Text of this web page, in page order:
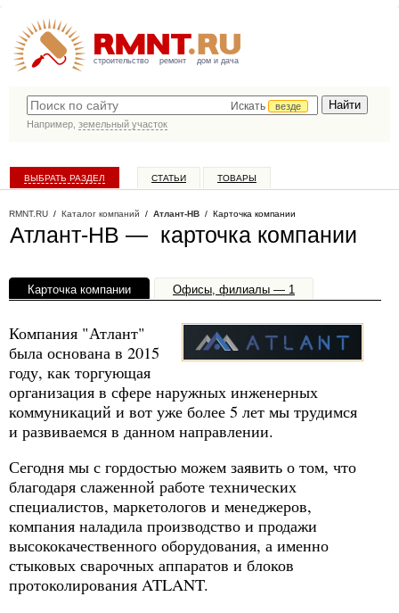
строительство ремонт дом и дача
Искать
везде
Например, земельный участок
ВЫБРАТЬ РАЗДЕЛ СТАТЬИ ТОВАРЫ
RMNT.RU / Каталог компаний / Атлант-НВ / Карточка компании
Атлант-НВ — карточка компании
Карточка компании Офисы, филиалы — 1
Компания "Атлант"
была основана в 2015
году, как торгующая
организация в сфере наружных инженерных
коммуникаций и вот уже более 5 лет мы трудимся
и развиваемся в данном направлении.
Сегодня мы с гордостью можем заявить о том, что
благодаря слаженной работе технических
специалистов, маркетологов и менеджеров,
компания наладила производство и продажи
высококачественного оборудования, а именно
стыковых сварочных аппаратов и блоков
протоколирования ATLANT.